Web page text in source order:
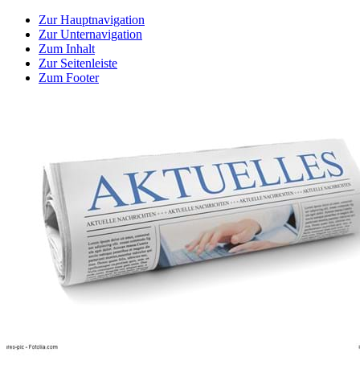
Zur Hauptnavigation
Zur Unternavigation
Zum Inhalt
Zur Seitenleiste
Zum Footer